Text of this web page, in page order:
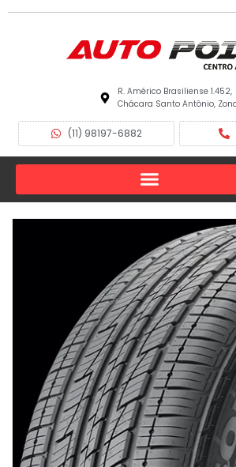
R. Américo Brasiliense 1.452,
Chácara Santo Antônio,
(11) 98197-6882